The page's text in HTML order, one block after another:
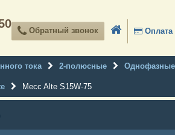
Обратный звонок Оплата
тока 2-полюсные Однофазные
Mecc Alte S15W-75